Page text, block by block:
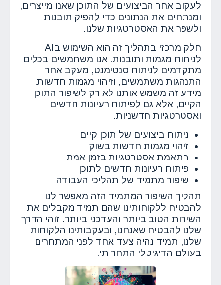
לעקוב אחר הביצועים של התוכן שאנו מייצרים,
ומנתחים את הנתונים כדי להפיק תובנות
ולשפר את האסטרטגיות שלנו.
חלק מרכזי בתהליך זה הוא השימוש בAI
לניתוח מגמות ותובנות. אנו משתמשים בכלים
מתקדמים לניתוח סנטימנט, מעקב אחר
התנהגות משתמשים, וזיהוי מגמות חדשות.
מידע זה משמש אותנו לא רק לשיפור התוכן
הקיים, אלא גם לפיתוח רעיונות חדשים
ואסטרטגיות חדשניות.
ניתוח ביצועים של תוכן קיים
זיהוי מגמות חדשות בשוק
התאמת אסטרטגיות בזמן אמת
פיתוח רעיונות חדשים לתוכן
שיפור מתמיד של תהליכי העבודה
תהליך השיפור המתמיד הזה מאפשר לנו
להבטיח ללקוחותינו שהם תמיד מקבלים את
השירות הטוב ביותר והעדכני ביותר. זוהי הדרך
שלנו להבטיח שאנחנו, ובעקבותינו הלקוחות
שלנו, תמיד נהיה צעד אחד לפני המתחרים
בעולם הדיגיטלי התחרותי.